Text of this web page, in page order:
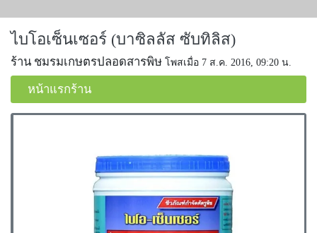
ไบโอเซ็นเซอร์ (บาซิลลัส ซับทิลิส)
ร้าน ชมรมเกษตรปลอดสารพิษ โพสเมื่อ 7 ส.ค. 2016, 09:20 น.
หน้าแรกร้าน